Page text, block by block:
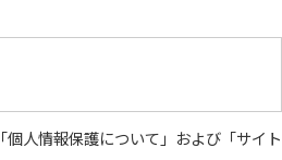
人情報保護について」および「サイト